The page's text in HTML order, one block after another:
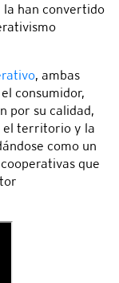
han convertido
, ambas
consumidor,
por su calidad,
el territorio y la
como un
que